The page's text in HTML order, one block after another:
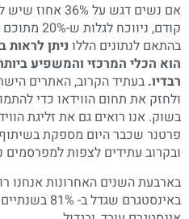
אם נשים דגש על
קודם,
בהתאם לנתונים הללו ניתן
הוא הכלי המרכזי והמשפיע
רבדיו. בעתיד הקרוב, האתרים
ולחזק את תחום הווידאו כדי
בשוק. אנו רואים גם את זליגת
פרטנר שכבר היום מספקת
ובקרוב עתידים לצפות למפרסמים
בארבעת השנים האחרונות אנחנו
באינסטגרם